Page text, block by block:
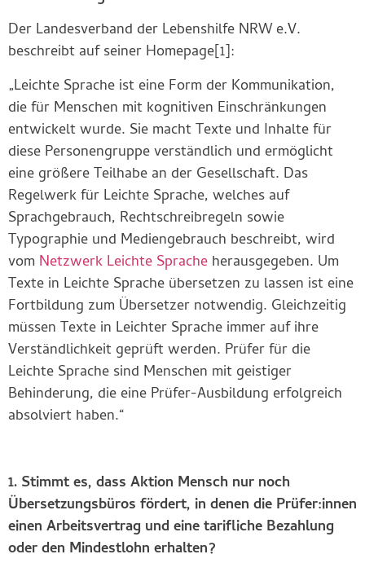
Der Landesverband der Lebenshilfe NRW e.V.
beschreibt auf seiner Homepage[1]:
„Leichte Sprache ist eine Form der Kommunikation,
die für Menschen mit kognitiven Einschränkungen
entwickelt wurde. Sie macht Texte und Inhalte für
diese Personengruppe verständlich und ermöglicht
eine größere Teilhabe an der Gesellschaft. Das
Regelwerk für Leichte Sprache, welches auf
Sprachgebrauch, Rechtschreibregeln sowie
Typographie und Mediengebrauch beschreibt, wird
vom Netzwerk Leichte Sprache herausgegeben. Um
Texte in Leichte Sprache übersetzen zu lassen ist eine
Fortbildung zum Übersetzer notwendig. Gleichzeitig
müssen Texte in Leichter Sprache immer auf ihre
Verständlichkeit geprüft werden. Prüfer für die
Leichte Sprache sind Menschen mit geistiger
Behinderung, die eine Prüfer-Ausbildung erfolgreich
absolviert haben.“
1. Stimmt es, dass Aktion Mensch nur noch
Übersetzungsbüros fördert, in denen die Prüfer:innen
einen Arbeitsvertrag und eine tarifliche Bezahlung
oder den Mindestlohn erhalten?